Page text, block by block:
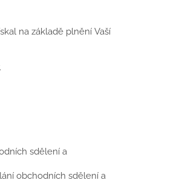
na základě plnění Vaší
sdělení a
obchodních sdělení a